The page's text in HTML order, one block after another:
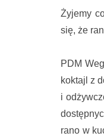
Żyjemy
się, że
PDM
koktajl z
i
rano w